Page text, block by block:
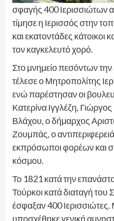
σφαγής 400 Ιερισσιώτων
τίμησε η Ιερισσός στην
και εκατοντάδες κάτοικοι
τον καγκελευτό χορό.
Στο μνημείο πεσόντων
τέλεσε ο Μητροπολίτης
ενώ παρέστησαν οι
Κατερίνα Ιγγλέζη,
Βλάχου, ο δήμαρχος
Ζουμπάς, ο
εκπρόσωποι φορέων και
κόσμου.
Το 1821 κατά την
Τούρκοι κατά διαταγή του
έσφαξαν 400
υποσχέθηκε γενική